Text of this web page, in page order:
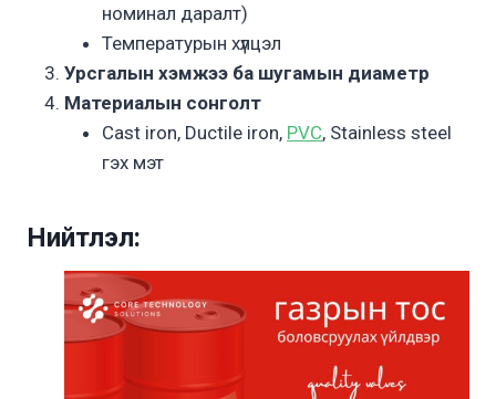
номинал даралт)
Температурын хүлцэл
Урсгалын хэмжээ ба шугамын диаметр
Материалын сонголт
Cast iron, Ductile iron, PVC, Stainless steel
гэх мэт
Нийтлэл: